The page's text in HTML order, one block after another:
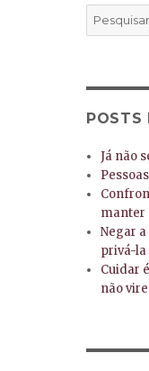
Pesquisar
por:
POSTS
Já não
manter
Negar
privá-
Cuidar
não